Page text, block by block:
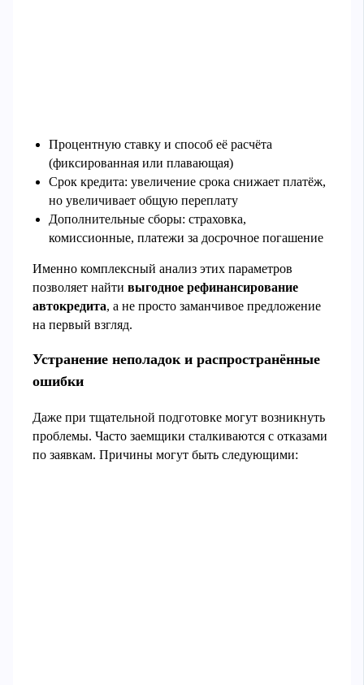
Процентную ставку и способ её расчёта
(фиксированная или плавающая)
Срок кредита: увеличение срока снижает платёж,
но увеличивает общую переплату
Дополнительные сборы: страховка,
комиссионные, платежи за досрочное погашение
Именно комплексный анализ этих параметров
позволяет найтивыгодное рефинансирование
автокредита, а не просто заманчивое предложение
на первый взгляд.
Устранение неполадок и распространённые
ошибки
Даже при тщательной подготовке могут возникнуть
проблемы. Часто заемщики сталкиваются с отказами
по заявкам. Причины могут быть следующими: